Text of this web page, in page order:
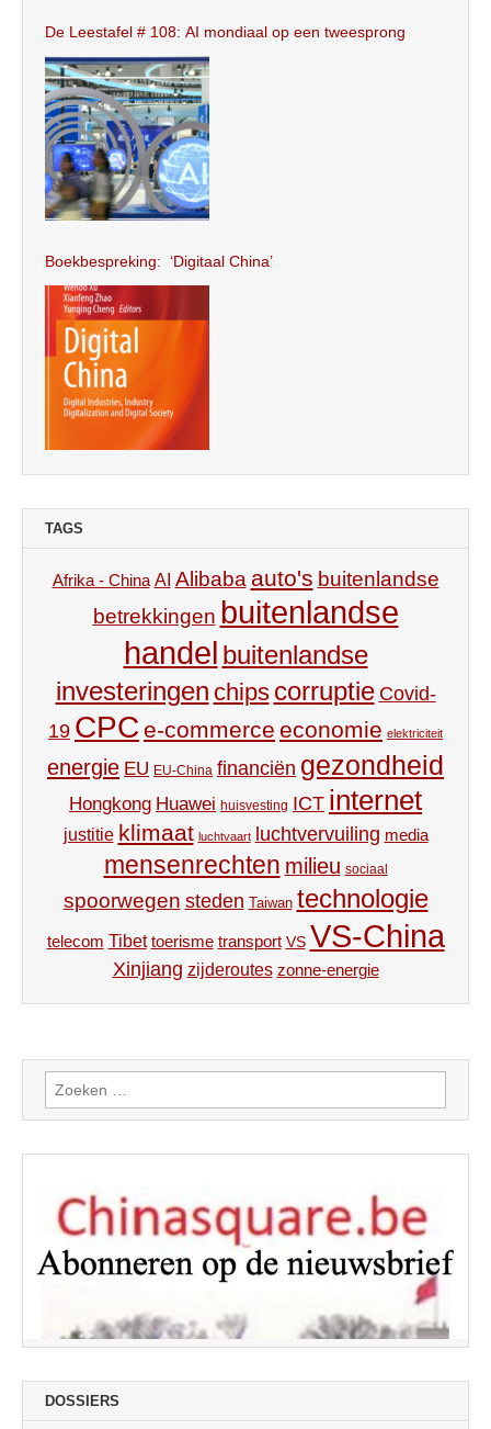
De Leestafel # 108: AI mondiaal op een tweesprong
Boekbespreking: ‘Digitaal China’
TAGS
Afrika - China AI Alibaba auto's buitenlandse
betrekkingen buitenlandse
handel buitenlandse
investeringen chips corruptie Covid-
19 CPC e-commerce economie elektriciteit
energie EU EU-China financiën gezondheid
Hongkong Huawei huisvesting ICT internet
justitie klimaat luchtvaart luchtvervuiling media
mensenrechten milieu sociaal
spoorwegen steden Taiwan technologie
telecom Tibet toerisme transport VS VS-China
Xinjiang zijderoutes zonne-energie
Zoeken
naar:
DOSSIERS